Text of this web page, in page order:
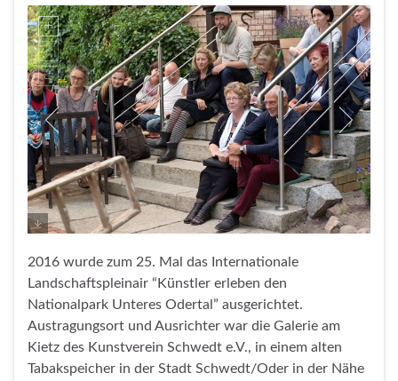
2016 wurde zum 25. Mal das Internationale
Landschaftspleinair “Künstler erleben den
Nationalpark Unteres Odertal” ausgerichtet.
Austragungsort und Ausrichter war die Galerie am
Kietz des Kunstverein Schwedt e.V., in einem alten
Tabakspeicher in der Stadt Schwedt/Oder in der Nähe